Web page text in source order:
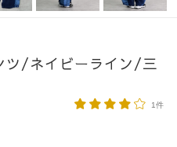
ツ/ネイビーライン/三
1件